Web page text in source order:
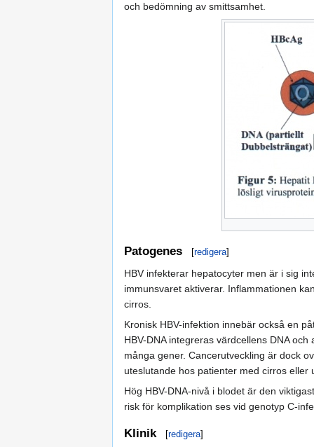
och bedömning av smittsamhet.
Patogenes [redigera]
HBV infekterar hepatocyter men är i sig
immunsvaret aktiverar. Inflammationen
cirros.
Kronisk HBV-infektion innebär också en
HBV-DNA integreras värdcellens DNA
många gener. Cancerutveckling är dock
uteslutande hos patienter med cirros eller
Hög HBV-DNA-nivå i blodet är den
risk för komplikation ses vid genotyp C-
Klinik [redigera]